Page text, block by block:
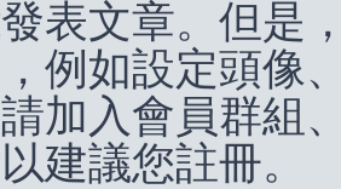
表文章。但是
例如設定頭像
加入會員群組
建議您註冊。